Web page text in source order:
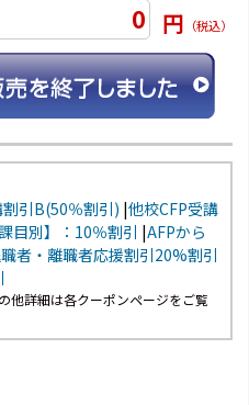
0 円 （税込）
引B(50％割引) |他校CFP受講
目別】：10％割引 |AFPから
者・離職者応援割引20%割引
他詳細は各クーポンページをご覧